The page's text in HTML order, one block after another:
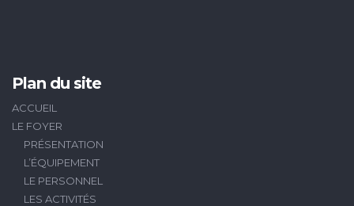
Plan du site
ACCUEIL
LE FOYER
PRÉSENTATION
L’ÉQUIPEMENT
LE PERSONNEL
LES ACTIVITÉS